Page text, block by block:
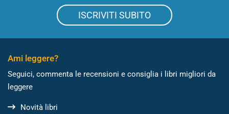
ISCRIVITI SUBITO
Ami leggere?
Seguici, commenta le recensioni e consiglia i libri migliori da
leggere
Novità libri